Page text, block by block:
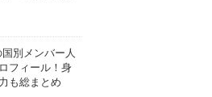
国別メンバー人
フィール！身
も総まとめ